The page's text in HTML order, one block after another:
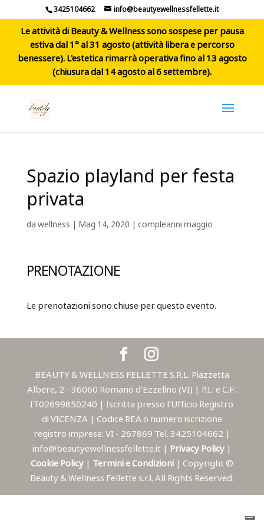
3425104662 info@beautyewellnessfellette.it
Le attività di Beauty & Wellness sono sospese per pausa
estiva dal 1° al 31 agosto (attività libera e percorso
benessere). L'estetica rimarrà operativa fino al 13 agosto
(chiusura dal 14 agosto al 6 settembre).
Spazio playland per festa
privata
dawellness | Mag 14, 2020 | compleanni maggio
PRENOTAZIONE
Le prenotazioni sono chiuse per questo evento.
BEAUTY & WELLNESS FELLETTE S.R.L. Piazzetta
Albere, 2 - 36060 Romano d'Ezzelino (VI) | P.I.: e C.F.:
IT02699850240 | Iscritta presso l'Ufficio Registro
di VICENZA | Codice REA o numero iscrizione
registro imprese: VI - 267869 Tel. 3425104662 |
info@beautyewellnessfellette.it | Privacy Policy |
Cookie Policy | Termini e Condizioni | Copyright ©
Beauty & Wellness Fellette s.r.l. All Rights Reserved.